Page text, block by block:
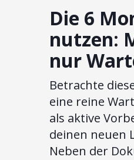
Die 6
nutzen:
nur
Betrachte
eine reine
als aktive
deinen neuen
Neben der